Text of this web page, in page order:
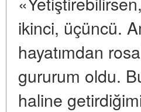
ikinci, üçüncü.
hayatımdan
gururum oldu.
haline